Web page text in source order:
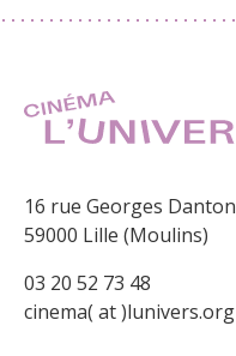
16 rue Georges Danton
59000 Lille (Moulins)
03 20 52 73 48
cinema( at )lunivers.org